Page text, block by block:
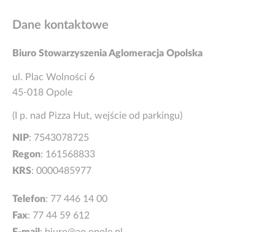
Dane kontaktowe
Biuro Stowarzyszenia Aglomeracja Opolska
ul. Plac Wolności 6
45-018 Opole
(I p. nad Pizza Hut, wejście od parkingu)
NIP: 7543078725
Regon: 161568833
KRS: 0000485977
Telefon: 77 446 14 00
Fax: 77 44 59 612